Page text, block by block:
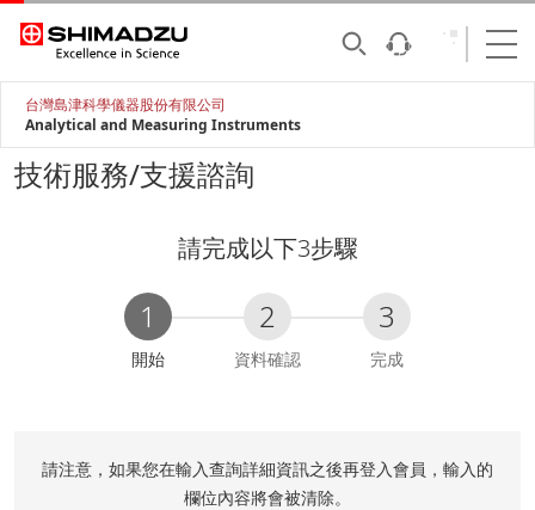
台灣島津科學儀器股份有限公司
Analytical and Measuring Instruments
技術服務/支援諮詢
請完成以下3步驟
1
C
e
n
開始
2
資料確認
3
完成
請注意，如果您在輸入查詢詳細資訊之後再登入會員，輸入的
欄位內容將會被清除。